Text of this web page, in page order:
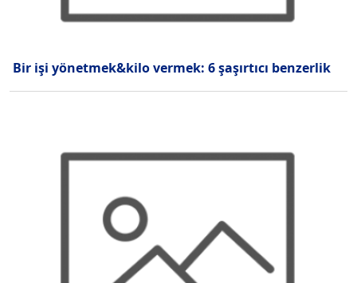
Bir işi yönetmek&kilo vermek: 6 şaşırtıcı benzerlik